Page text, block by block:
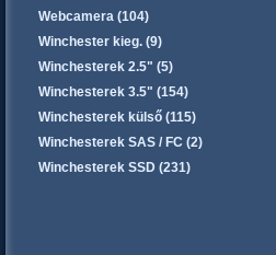
Webcamera (104)
Winchester kieg. (9)
Winchesterek 2.5" (5)
Winchesterek 3.5" (154)
Winchesterek külső (115)
Winchesterek SAS / FC (2)
Winchesterek SSD (231)